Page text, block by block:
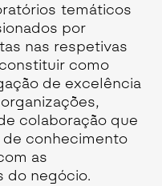
temáticos
por
nas respetivas
como
de excelência
colaboração que
conhecimento
as
do negócio.